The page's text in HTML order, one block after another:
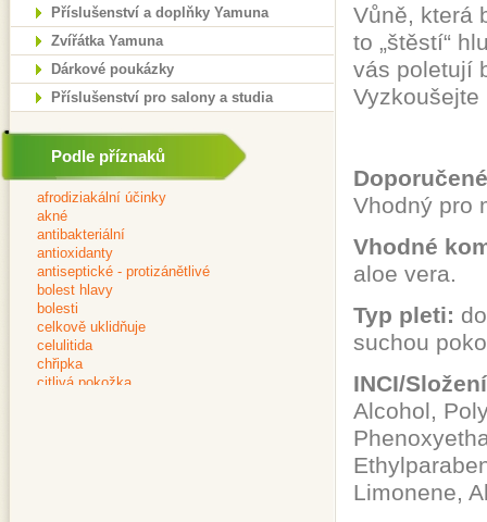
Příslušenství a doplňky Yamuna
Zvířátka Yamuna
Dárkové poukázky
Příslušenství pro salony a studia
Podle příznaků
Vůně, která
to „štěstí“
vás poletují
Vhodný pro
Vhodné
aloe vera.
Typ pleti:
suchou
INCI/
Alcohol,
Limonene,